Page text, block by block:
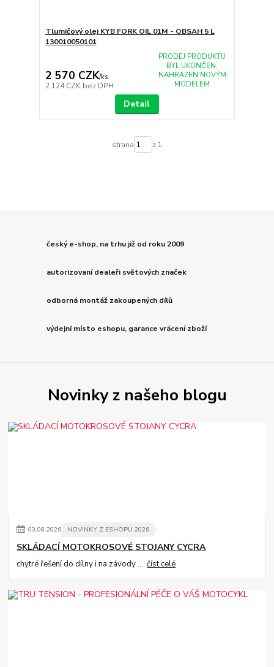
Tlumičový olej KYB FORK OIL 01M - OBSAH 5 L
130010050101
2 570 CZK/ks
2 124 CZK bez DPH
PRODEJ PRODUKTU
BYL UKONČEN,
NAHRAZEN NOVÝM
MODELEM
Detail
strana z 1
český e-shop, na trhu již od roku 2009
autorizovaní dealeři světových značek
odborná montáž zakoupených dílů
výdejní místo eshopu, garance vrácení zboží
Novinky z našeho blogu
03.08.2026 NOVINKY Z ESHOPU 2026
SKLÁDACÍ MOTOKROSOVÉ STOJANY CYCRA
chytré řešení do dílny i na závody ....číst celé